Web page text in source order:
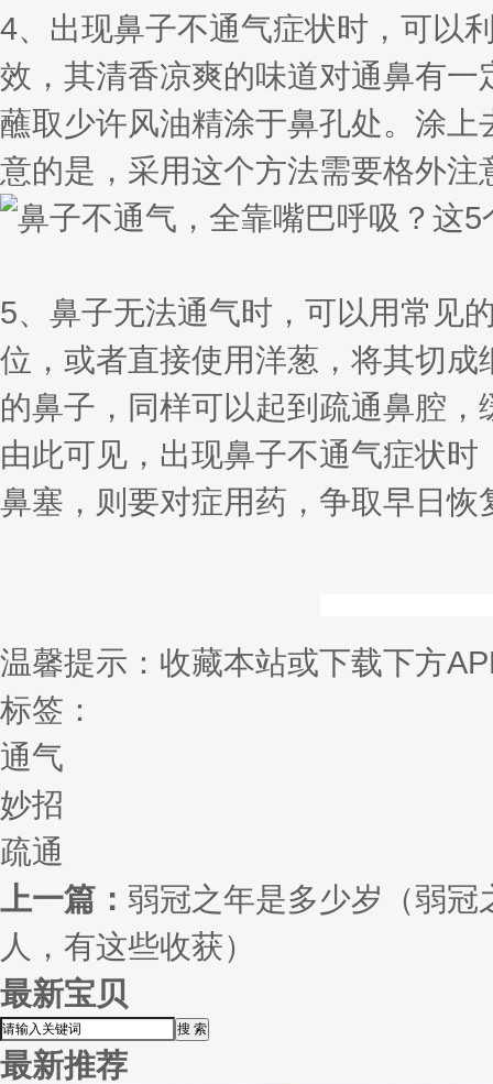
4、出现鼻子不通气症状时，可以
效，其清香凉爽的味道对通鼻有
蘸取少许风油精涂于鼻孔处。涂
意的是，采用这个方法需要格外
5、鼻子无法通气时，可以用常见
位，或者直接使用洋葱，将其切
的鼻子，同样可以起到疏通鼻腔，
由此可见，出现鼻子不通气症状
鼻塞，则要对症用药，争取早日恢
温馨提示：收藏本站或下载下方
标签：
通气
妙招
疏通
上一篇： 弱冠之年是多少岁（弱冠
人，有这些收获）
最新宝贝
最新推荐